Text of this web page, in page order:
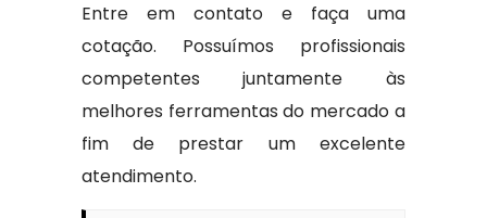
Entre em contato e faça uma
cotação. Possuímos profissionais
competentes juntamente às
melhores ferramentas do mercado a
fim de prestar um excelente
atendimento.